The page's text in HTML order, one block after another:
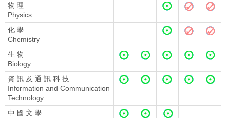
物 理
Physics
化 學
Chemistry
生 物
Biology
資 訊 及 通 訊 科 技
Information and Communication
Technology
中 國 文 學